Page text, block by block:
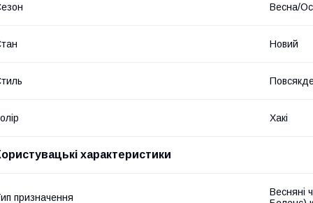
Весна/
Новий
Хакі
характеристики
призначення
Весняні